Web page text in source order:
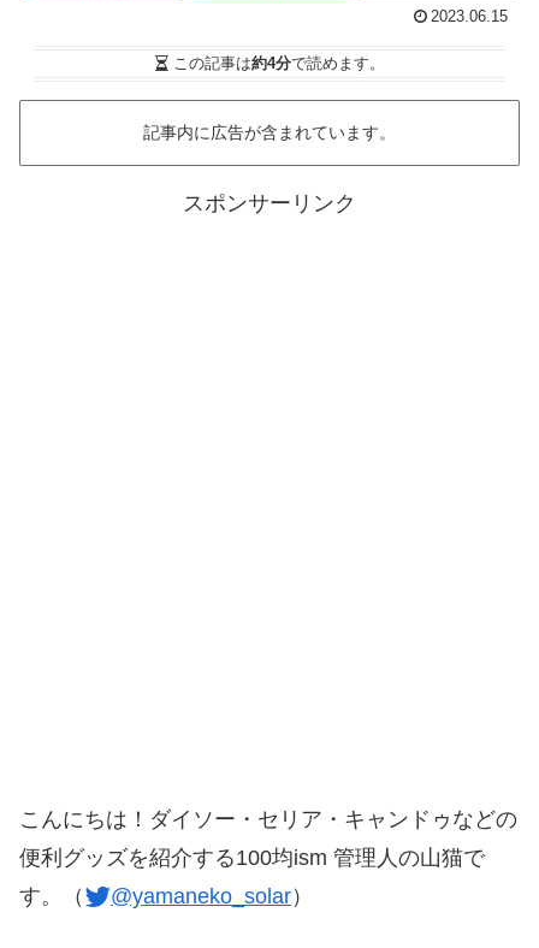
2023.06.15
この記事は約4分で読めます。
記事内に広告が含まれています。
スポンサーリンク
こんにちは！ダイソー・セリア・キャンドゥなどの
便利グッズを紹介する100均ism 管理人の山猫で
す。（
@yamaneko_solar）